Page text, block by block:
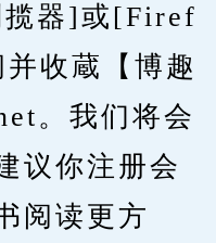
揽器]或[Firef
收蔵【博趣
。我们将会
议你注册会
阅读更方